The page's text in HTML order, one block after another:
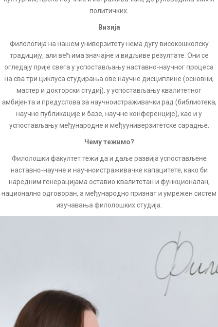
политичких.
Визија
Филологија на нашем универзитету нема дугу високошколску
традицију, али већ има значајне и видљиве резултате. Они се
огледају прије свега у успостављању наставно-научног процеса
на сва три циклуса студирања ове научне дисциплине (основни,
мастер и докторски студиј), у успостављању квалитетног
амбијента и предуслова за научноистраживачки рад (библиотека,
научне публикације и базе, научне конференције), као и у
успостављању међународне и међууниверзитетске сарадње.
Чему тежимо?
Филолошки факултет тежи да и даље развија успостављене
наставно-научне и научноистраживачке капацитете, како би
наредним генерацијама оставио квалитетан и функционалан,
национално одговоран, а међународно признат и умрежен систем
изучавања филолошких студија.